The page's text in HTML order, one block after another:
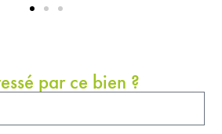
par ce bien ?